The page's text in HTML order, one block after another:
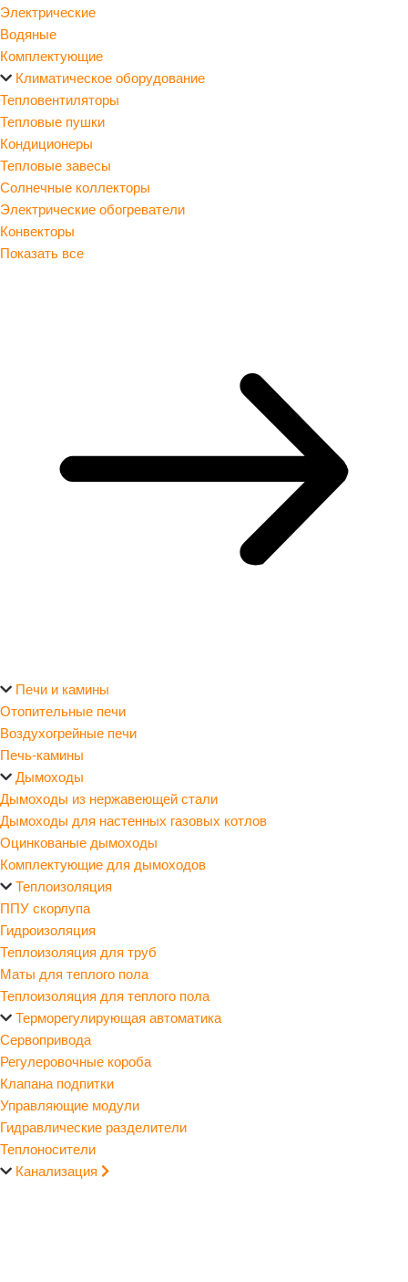
Электрические
Водяные
Комплектующие
Климатическое оборудование
Тепловентиляторы
Тепловые пушки
Кондиционеры
Тепловые завесы
Солнечные коллекторы
Электрические обогреватели
Конвекторы
Показать все
Печи и камины
Отопительные печи
Воздухогрейные печи
Печь-камины
Дымоходы
Дымоходы из нержавеющей стали
Дымоходы для настенных газовых котлов
Оцинкованые дымоходы
Комплектующие для дымоходов
Теплоизоляция
ППУ скорлупа
Гидроизоляция
Теплоизоляция для труб
Маты для теплого пола
Теплоизоляция для теплого пола
Терморегулирующая автоматика
Сервопривода
Регулеровочные короба
Клапана подпитки
Управляющие модули
Гидравлические разделители
Теплоносители
Канализация